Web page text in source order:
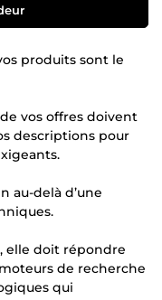
produits sont le
vos offres doivent
descriptions pour
au-delà d’une
elle doit répondre
de recherche
qui